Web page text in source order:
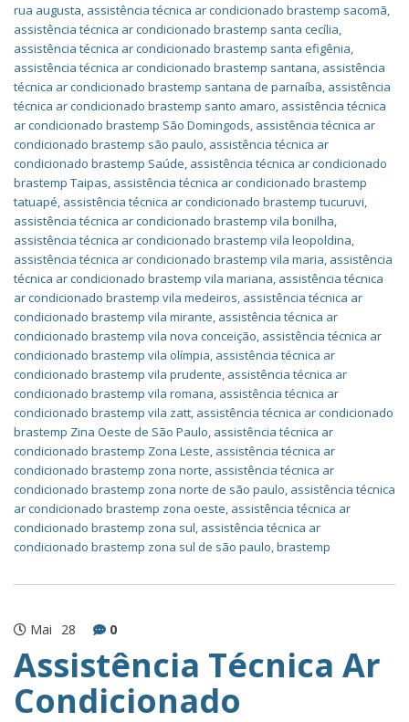
rua augusta, assistência técnica ar condicionado brastemp sacomã,
assistência técnica ar condicionado brastemp santa cecília,
assistência técnica ar condicionado brastemp santa efigênia,
assistência técnica ar condicionado brastemp santana, assistência
técnica ar condicionado brastemp santana de parnaíba, assistência
técnica ar condicionado brastemp santo amaro, assistência técnica
ar condicionado brastemp São Domingods, assistência técnica ar
condicionado brastemp são paulo, assistência técnica ar
condicionado brastemp Saúde, assistência técnica ar condicionado
brastemp Taipas, assistência técnica ar condicionado brastemp
tatuapé, assistência técnica ar condicionado brastemp tucuruvi,
assistência técnica ar condicionado brastemp vila bonilha,
assistência técnica ar condicionado brastemp vila leopoldina,
assistência técnica ar condicionado brastemp vila maria, assistência
técnica ar condicionado brastemp vila mariana, assistência técnica
ar condicionado brastemp vila medeiros, assistência técnica ar
condicionado brastemp vila mirante, assistência técnica ar
condicionado brastemp vila nova conceição, assistência técnica ar
condicionado brastemp vila olímpia, assistência técnica ar
condicionado brastemp vila prudente, assistência técnica ar
condicionado brastemp vila romana, assistência técnica ar
condicionado brastemp vila zatt, assistência técnica ar condicionado
brastemp Zina Oeste de São Paulo, assistência técnica ar
condicionado brastemp Zona Leste, assistência técnica ar
condicionado brastemp zona norte, assistência técnica ar
condicionado brastemp zona norte de são paulo, assistência técnica
ar condicionado brastemp zona oeste, assistência técnica ar
condicionado brastemp zona sul, assistência técnica ar
condicionado brastemp zona sul de são paulo,brastemp
Mai 28 0
Assistência Técnica Ar
Condicionado